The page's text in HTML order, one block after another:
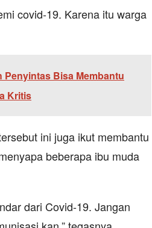
covid-19. Karena itu warga
Penyintas Bisa Membantu
Kritis
ini juga ikut membantu
beberapa ibu muda
dari Covid-19. Jangan